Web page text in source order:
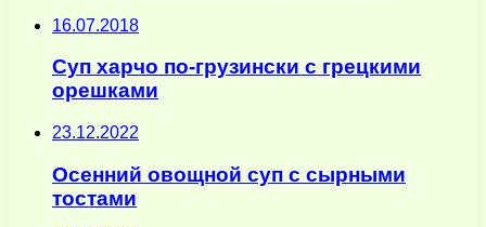
16.07.2018
Суп харчо по-грузински с грецкими
орешками
23.12.2022
Осенний овощной суп с сырными
тостами